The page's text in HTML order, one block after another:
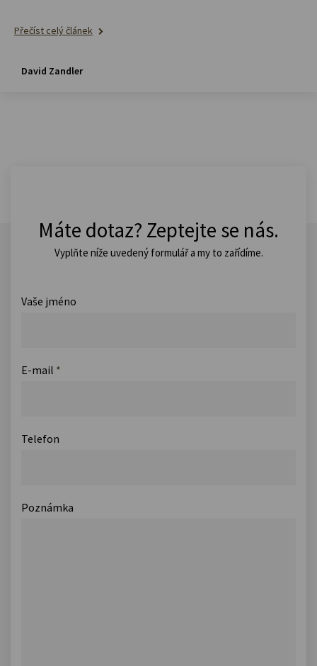
Přečíst celý článek
David Zandler
Máte dotaz? Zeptejte se nás.
Vyplňte níže uvedený formulář a my to zařídíme.
Vaše jméno
E-mail *
Telefon
Poznámka